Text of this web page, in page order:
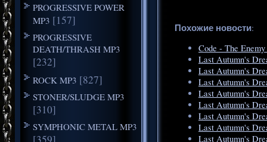
PROGRESSIVE POWER
MP3 [157]
PROGRESSIVE
DEATH/THRASH MP3
[232]
ROCK MP3 [827]
STONER/SLUDGE MP3
[310]
SYMPHONIC METAL MP3
[359]
Похожие новости:
Code - The
Last Autumn's
Last Autumn's
Last Autumn's
Last Autumn's
Last Autumn's
Last Autumn's
Last Autumn's
Last Autumn's